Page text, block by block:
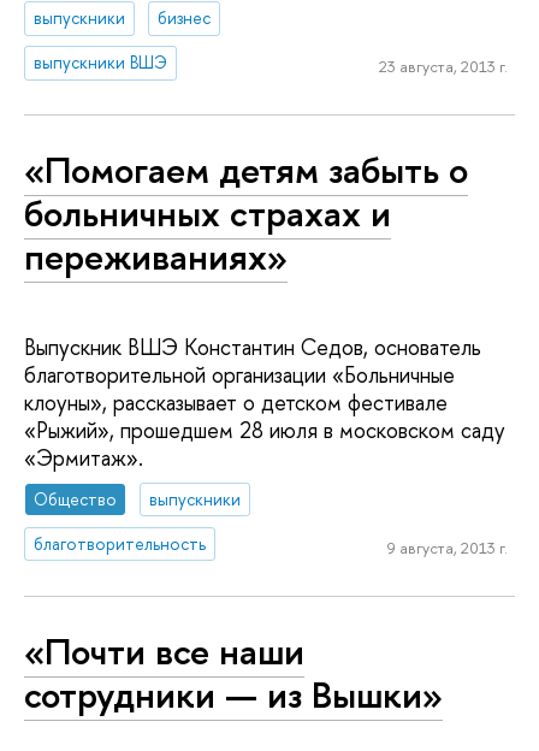
выпускники
бизнес
выпускники ВШЭ
23 августа, 2013 г.
«Помогаем детям забыть о
больничных страхах и
переживаниях»
Выпускник ВШЭ Константин Седов, основатель
благотворительной организации «Больничные
клоуны», рассказывает о детском фестивале
«Рыжий», прошедшем 28 июля в московском саду
«Эрмитаж».
Общество
выпускники
благотворительность
9 августа, 2013 г.
«Почти все наши
сотрудники — из Вышки»